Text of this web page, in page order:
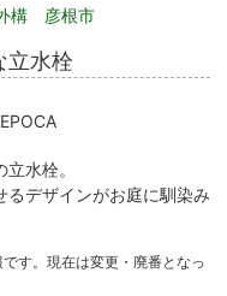
立水栓
水栓。
るデザインがお庭に馴染み
す。現在は変更・廃番となっ